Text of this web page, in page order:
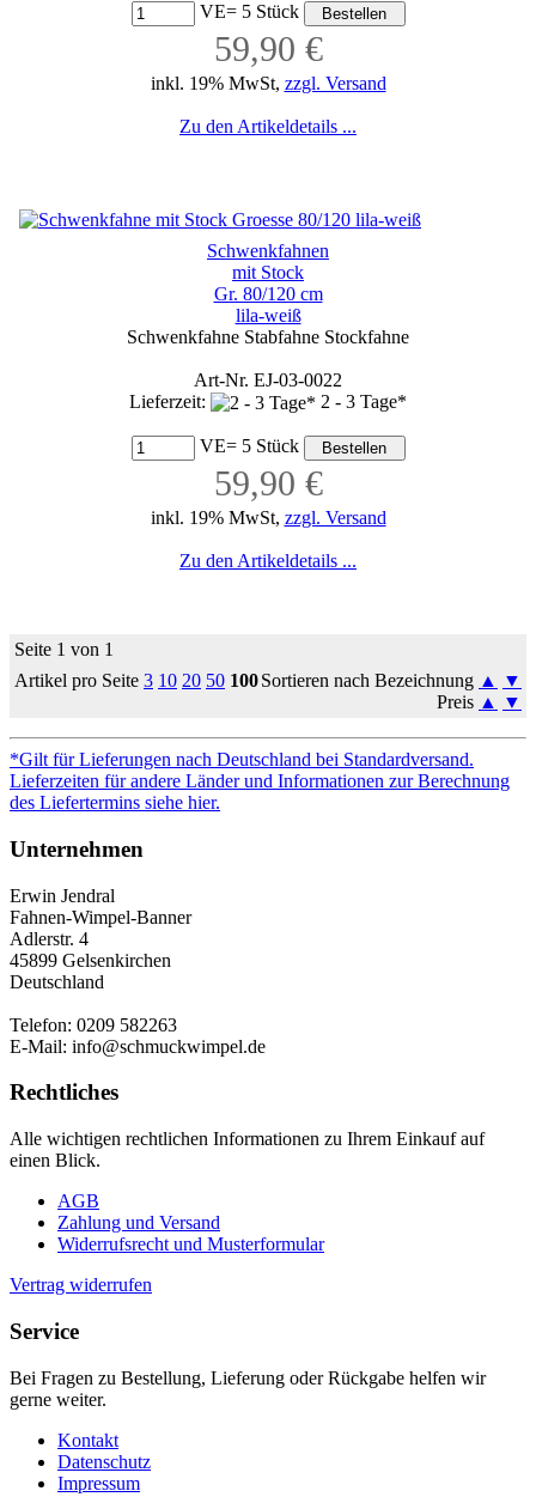
VE= 5 Stück
59,90 €
inkl. 19% MwSt, zzgl. Versand
Zu den Artikeldetails ...
Schwenkfahnen
mit Stock
Gr. 80/120 cm
lila-weiß
Schwenkfahne Stabfahne Stockfahne
Art-Nr. EJ-03-0022
Lieferzeit:
2 - 3 Tage*
VE= 5 Stück
59,90 €
inkl. 19% MwSt, zzgl. Versand
Zu den Artikeldetails ...
Seite 1 von 1
Artikel pro Seite 3 10 20 50 100Sortieren nach Bezeichnung ▲
▼
Preis ▲ ▼
*Gilt für Lieferungen nach Deutschland bei Standardversand.
Lieferzeiten für andere Länder und Informationen zur Berechnung
des Liefertermins siehe hier.
Unternehmen
Erwin Jendral
Fahnen-Wimpel-Banner
Adlerstr. 4
45899 Gelsenkirchen
Deutschland
Telefon: 0209 582263
E-Mail: info@schmuckwimpel.de
Rechtliches
Alle wichtigen rechtlichen Informationen zu Ihrem Einkauf auf
einen Blick.
AGB
Zahlung und Versand
Widerrufsrecht und Musterformular
Vertrag widerrufen
Service
Bei Fragen zu Bestellung, Lieferung oder Rückgabe helfen wir
gerne weiter.
Kontakt
Datenschutz
Impressum